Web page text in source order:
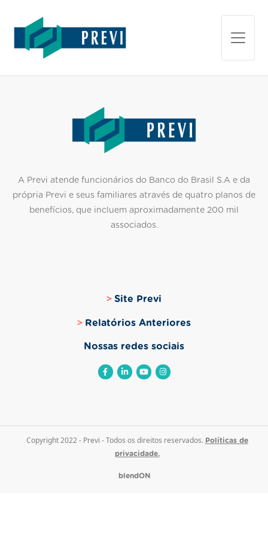
A Previ atende funcionários do Banco do Brasil S.A e da
própria Previ e seus familiares através de quatro planos de
benefícios, que incluem aproximadamente 200 mil
associados.
Site Previ
Relatórios Anteriores
Nossas redes sociais
Copyright 2022 - Previ - Todos os direitos reservados. Políticas de
privacidade.
blendON